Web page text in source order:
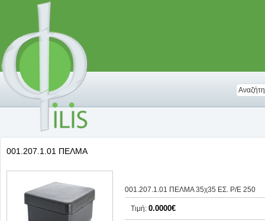
001.207.1.01 ΠΕΛΜΑ
001.207.1.01 ΠΕΛΜΑ 35χ35 ΕΣ. Ρ/Ε 250
Τιμή: 0.0000€